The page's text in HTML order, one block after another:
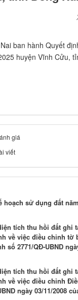
ban hành Quyết
huyện Vĩnh Cửu,
giá
viết
hoạch sử dụng đất
tích thu hồi đất ghi
về việc điều chỉnh
số 2771/QĐ-UBND
tích thu hồi đất ghi
về việc điều chỉnh
ngày 03/11/2008